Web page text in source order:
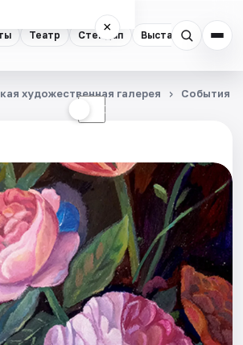
Театр Стендап Выставки
×
☾
художественная галерея События